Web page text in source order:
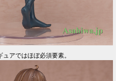
アではほぼ必須要素。